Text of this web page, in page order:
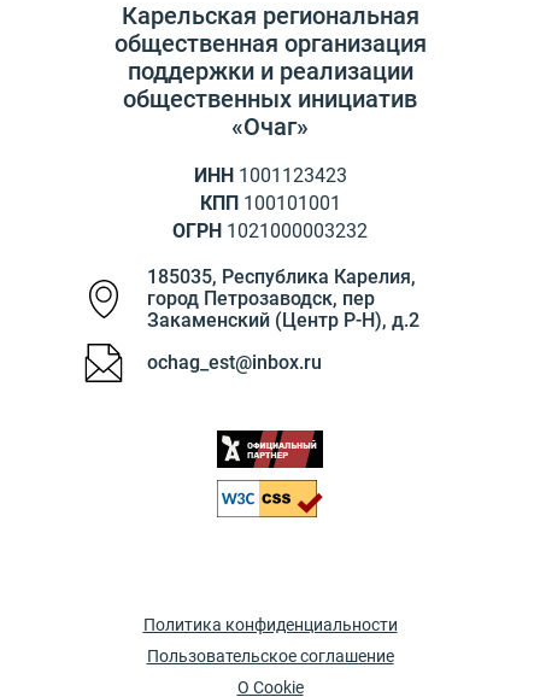
Карельская региональная
общественная организация
поддержки и реализации
общественных инициатив
«Очаг»
ИНН 1001123423
КПП100101001
ОГРН 1021000003232
185035, Республика Карелия,
город Петрозаводск, пер
Закаменский (Центр Р-Н), д.2
ochag_est@inbox.ru
Политика конфиденциальности
Пользовательское соглашение
О Cookie